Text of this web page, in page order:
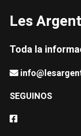
Les
Toda la
SEGUINOS